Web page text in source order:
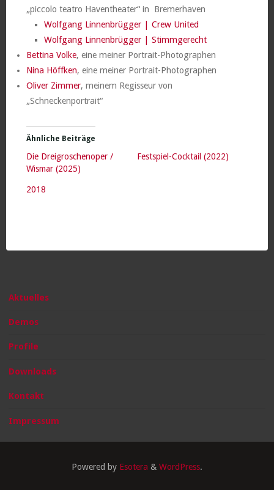
„piccolo teatro Haventheater“ in Bremerhaven
Wolfgang Linnenbrügger | Crew United
Wolfgang Linnenbrügger | Stimmgerecht
Bettina Volke, eine meiner Portrait-Photographen
Nina Höffken, eine meiner Portrait-Photographen
Oliver Zimmer, meinem Regisseur von
„Schneckenportrait“
Ähnliche Beiträge
Die Dreigroschenoper /
Wismar (2025)
Festspiel-Cocktail (2022)
2018
Aktuelles
Demos
Profile
Downloads
Kontakt
Impressum
Powered by Esotera & WordPress.